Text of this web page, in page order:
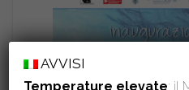
AVVISI
Temperature elevate: il